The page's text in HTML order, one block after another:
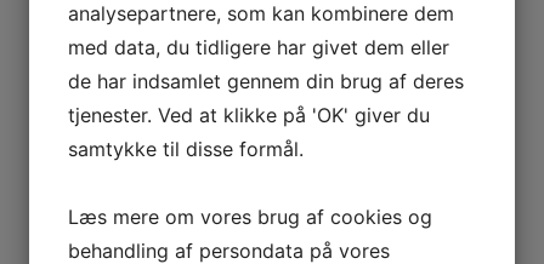
analysepartnere, som kan kombinere dem
med data, du tidligere har givet dem eller
de har indsamlet gennem din brug af deres
tjenester. Ved at klikke på 'OK' giver du
samtykke til disse formål.
Læs mere om vores brug af cookies og
behandling af persondata på vores